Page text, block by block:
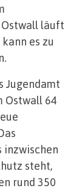
läuft
es zu
Jugendamt
Ostwall 64
inzwischen
steht,
rund 350